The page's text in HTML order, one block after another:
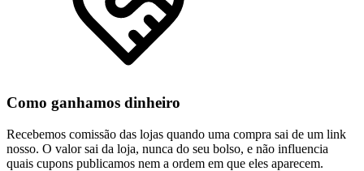
Como ganhamos dinheiro
Recebemos comissão das lojas quando uma compra sai de um link
nosso. O valor sai da loja, nunca do seu bolso, e não influencia
quais cupons publicamos nem a ordem em que eles aparecem.